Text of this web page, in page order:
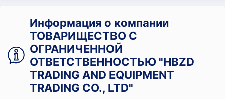
Информация о компании
ТОВАРИЩЕСТВО С
ОГРАНИЧЕННОЙ
ОТВЕТСТВЕННОСТЬЮ "HBZD
TRADING AND EQUIPMENT
TRADING CO., LTD"